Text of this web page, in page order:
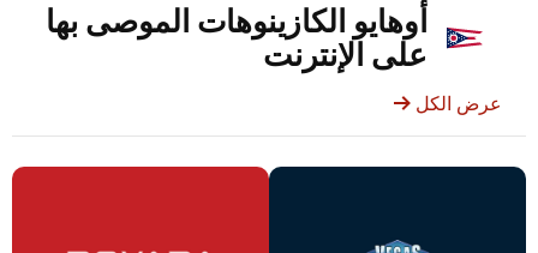
أوهايو الكازينوهات الموصى بها
على الإنترنت
عرض الكل